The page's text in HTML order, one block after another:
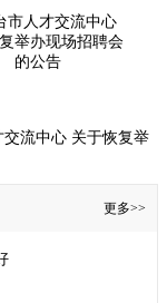
1800多场次
交流中心 关于恢复举
更多>>